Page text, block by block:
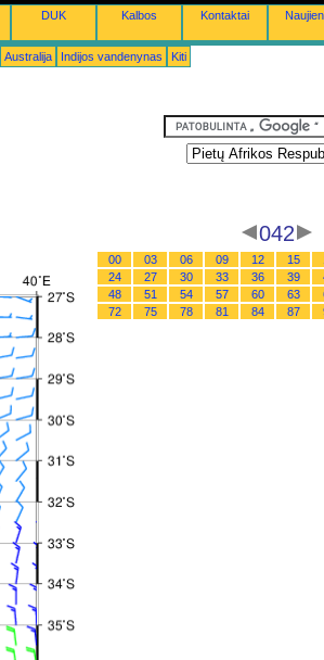
DUK Kalbos Kontaktai
Australija Indijos vandenynas Kiti
042
00 03 06 09 12 15
24
27 30 33 36 39
48
51 54 57 60 63
72
75 78 81 84 87